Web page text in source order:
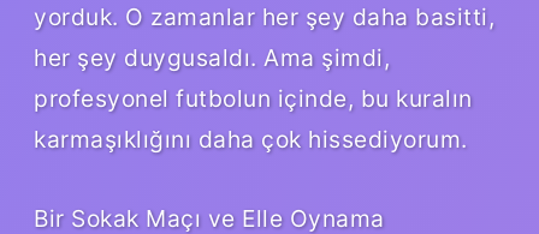
yorduk. O zamanlar her şey daha basitti,
her şey duygusaldı. Ama şimdi,
profesyonel futbolun içinde, bu kuralın
karmaşıklığını daha çok hissediyorum.
Bir Sokak Maçı ve Elle Oynama